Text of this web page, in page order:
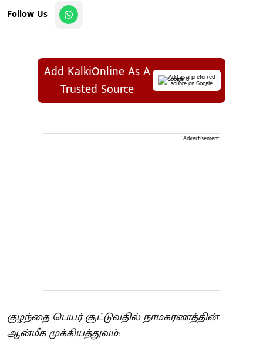
Follow Us
Add KalkiOnline As A
Trusted Source
Add as a preferred
source on Google
Advertisement
குழந்தை பெயர் சூட்டுவதில் நாமகரணத்தின்
ஆன்மீக முக்கியத்துவம்: